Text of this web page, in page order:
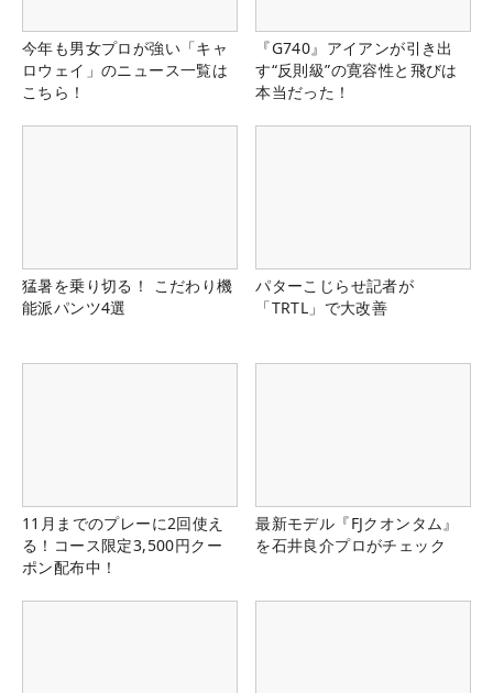
今年も男女プロが強い「キャ
ロウェイ」のニュース一覧は
こちら！
『G740』アイアンが引き出
す“反則級”の寛容性と飛びは
本当だった！
猛暑を乗り切る！ こだわり機
能派パンツ4選
パターこじらせ記者が
「TRTL」で大改善
11月までのプレーに2回使え
る！コース限定3,500円クー
ポン配布中！
最新モデル『FJクオンタム』
を石井良介プロがチェック